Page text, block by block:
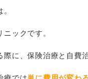
ックです。
際に、保険治療と自費